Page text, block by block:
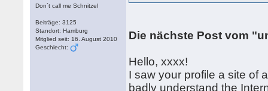
Don´t call me Schnitzel
Beiträge: 3125
Standort: Hamburg
Mitglied seit: 16. August 2010
Geschlecht:
Die nächste Post vom
Hello, xxxx!
I saw your profile a site of
badly understand the